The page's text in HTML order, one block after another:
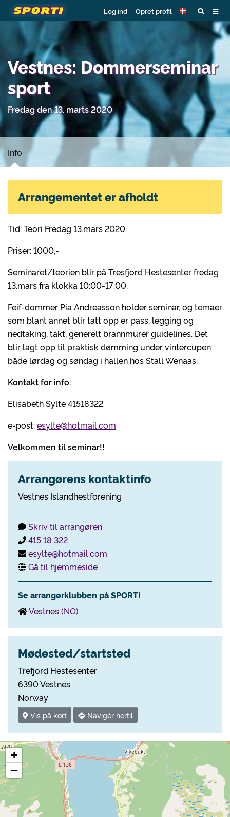
Log ind Opret profil
Vestnes: Dommerseminar
sport
Fredag den 13. marts 2020
Info
Tid: Teori Fredag 13.mars 2020
Priser: 1000,-
Seminaret/teorien blir på Tresfjord Hestesenter fredag
13.mars fra klokka 10:00-17:00.
Feif-dommer Pia Andreasson holder seminar, og temaer
som blant annet blir tatt opp er pass, legging og
nedtaking, takt, generelt brannmurer guidelines. Det
blir lagt opp til praktisk dømming under vintercupen
både lørdag og søndag i hallen hos Stall Wenaas.
Kontakt for info:
Elisabeth Sylte 41518322
e-post:esylte@hotmail.com
Velkommen til seminar!!
Arrangørens kontaktinfo
Vestnes Islandhestforening
Skriv til arrangøren
415 18 322
esylte@hotmail.com
Gå til hjemmeside
Se arrangørklubben på SPORTI
Vestnes (NO)
Mødested/startsted
Trefjord Hestesenter
6390 Vestnes
Norway
Vis på kort Navigér hertil
Arrangementet er afholdt
+
−